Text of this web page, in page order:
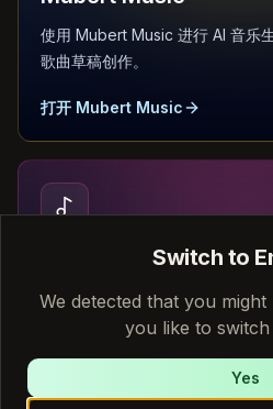
使用 Mubert Music 进行 AI 音乐
歌曲草稿创作。
打开 Mubert Music
Sonauto AI
使用 Sonauto AI 进行 AI 音乐生
曲草稿创作。
打开 Sonauto AI
Switch to
We detected that you
you like to switch
Yes